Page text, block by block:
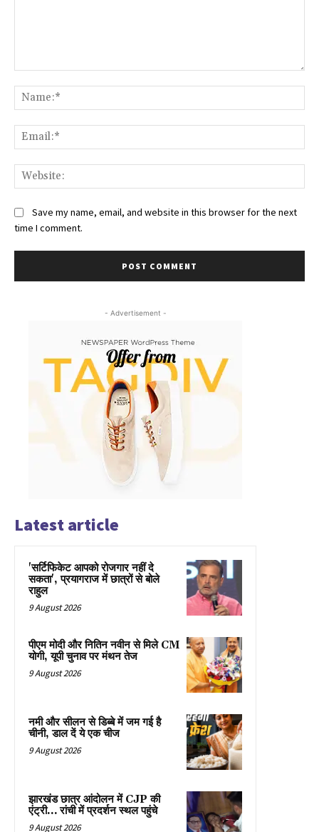
Save my name, email, and website in this browser for the next
time I comment.
- Advertisement -
Latest article
'सर्टिफिकेट आपको रोजगार नहीं दे
सकता', प्रयागराज में छात्रों से बोले
राहुल
9 August 2026
पीएम मोदी और नितिन नवीन से मिले CM
योगी, यूपी चुनाव पर मंथन तेज
9 August 2026
नमी और सीलन से डिब्बे में जम गई है
चीनी, डाल दें ये एक चीज
9 August 2026
झारखंड छात्र आंदोलन में CJP की
एंट्री… रांची में प्रदर्शन स्थल पहुंचे
9 August 2026